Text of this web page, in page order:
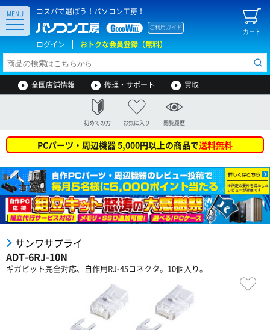
コスパで選ぼう！パソコン工房！
カート
ご利用ガイド
ログイン おトクな会員登録（無料）
MENU
全国店舗情報 修理・サポート 買取
初めての方 お気に入り 閲覧履歴
PCパーツ・周辺機器 5,000円以上の商品で送料無料
サンワサプライ
ADT-6RJ-10N
ギガビット完全対応、自作用RJ-45コネクタ。10個入り。